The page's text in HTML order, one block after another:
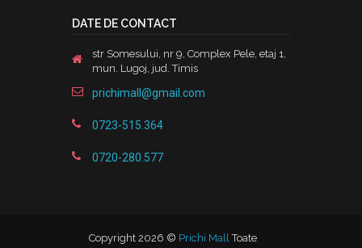
DATE DE CONTACT
str Somesului, nr 9, Complex Pele, etaj 1,
mun. Lugoj, jud. Timis
prichimall@gmail.com
0723-515.364
0720-280.577
Copyright 2026 © Prichi MallToate